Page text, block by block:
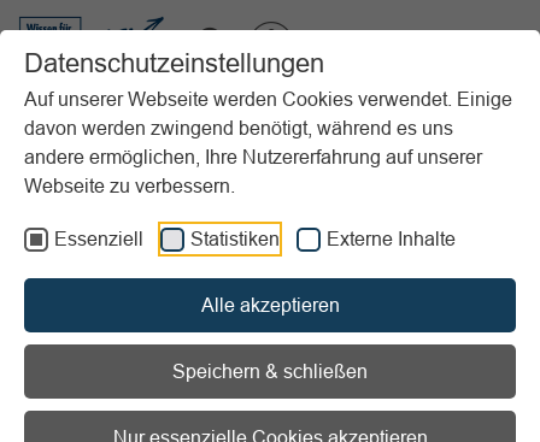
Datenschutzeinstellungen
Auf unserer Webseite werden Cookies verwendet. Einige
davon werden zwingend benötigt, während es uns
andere ermöglichen, Ihre Nutzererfahrung auf unserer
Webseite zu verbessern.
Essenziell Statistiken Externe Inhalte
Alle akzeptieren
Speichern & schließen
Nur essenzielle Cookies akzeptieren
Startseite Vereinsmanagement Marketing
Öffentlichkeitsarbeit
Medien & PR-Arbeit
Der Presseverteiler
Vorlesen
Informationen zum Readspeaker öffnen
Der Presseverteiler
Grundlage für die gezielte
Verbreitung Ihrer